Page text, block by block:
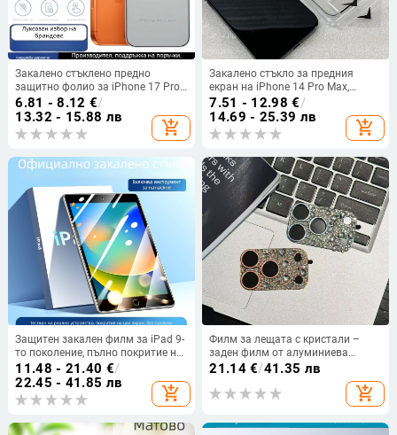
Закалено стъклено предно
защитно фолио за iPhone 17 Pro
– ултра тънък ръб, матово
покритие, HD яснота, анти-
отпечатъци, пълно покритие
6.81 - 8.12 €/
13.32 - 15.88 лв
add_shopping_cart
Закалено стъкло за предния
екран на iPhone 14 Pro Max,
матирано покритие, антишпион,
антиотпечатъци, прахоустойчиво
7.51 - 12.98 €/
14.69 - 25.39 лв
add_shopping_cart
Защитен закален филм за iPad 9-
то поколение, пълно покритие на
екрана, модел A2602, HD яснота
11.48 - 21.40 €/
22.45 - 41.85 лв
add_shopping_cart
Филм за лещата с кристали –
заден филм от алуминиева
сплав, частично покритие,
21.14€/41.35 лв
add_shopping_cart